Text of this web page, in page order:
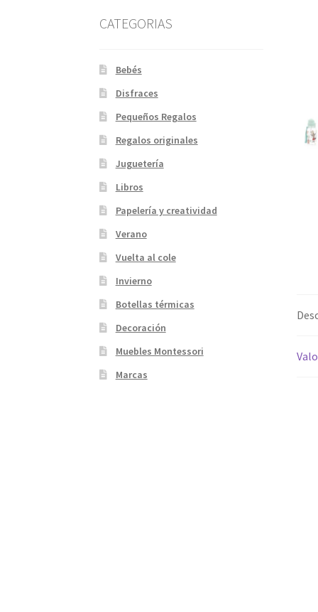
CATEGORIAS
Bebés
Disfraces
Pequeños Regalos
Regalos originales
Juguetería
Libros
Papelería y creatividad
Verano
Vuelta al cole
Invierno
Botellas térmicas
Decoración
Muebles Montessori
Marcas